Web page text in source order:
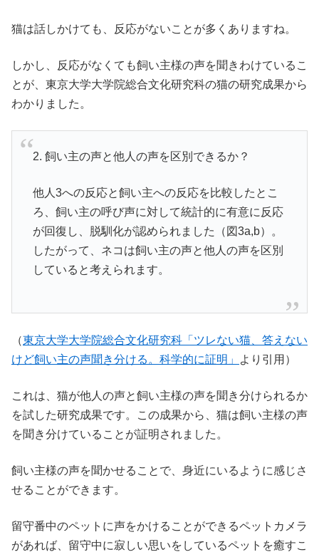
猫は話しかけても、反応がないことが多くありますね。
しかし、反応がなくても飼い主様の声を聞きわけているこ
とが、東京大学大学院総合文化研究科の猫の研究成果から
わかりました。
2. 飼い主の声と他人の声を区別できるか？
他人3への反応と飼い主への反応を比較したとこ
ろ、飼い主の呼び声に対して統計的に有意に反応
が回復し、脱馴化が認められました（図3a,b）。
したがって、ネコは飼い主の声と他人の声を区別
していると考えられます。
（東京大学大学院総合文化研究科「ツレない猫、答えない
けど飼い主の声聞き分ける。科学的に証明」
より引用）
これは、猫が他人の声と飼い主様の声を聞き分けられるか
を試した研究成果です。この成果から、猫は飼い主様の声
を聞き分けていることが証明されました。
飼い主様の声を聞かせることで、身近にいるように感じさ
せることができます。
留守番中のペットに声をかけることができるペットカメラ
があれば、留守中に寂しい思いをしているペットを癒すこ